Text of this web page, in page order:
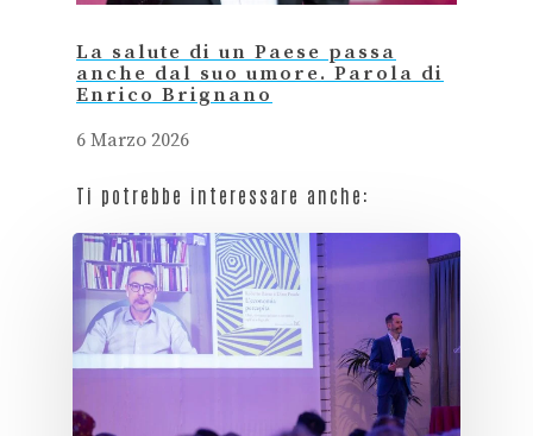
La salute di un Paese passa
anche dal suo umore. Parola di
Enrico Brignano
6 Marzo 2026
Ti potrebbe interessare anche: